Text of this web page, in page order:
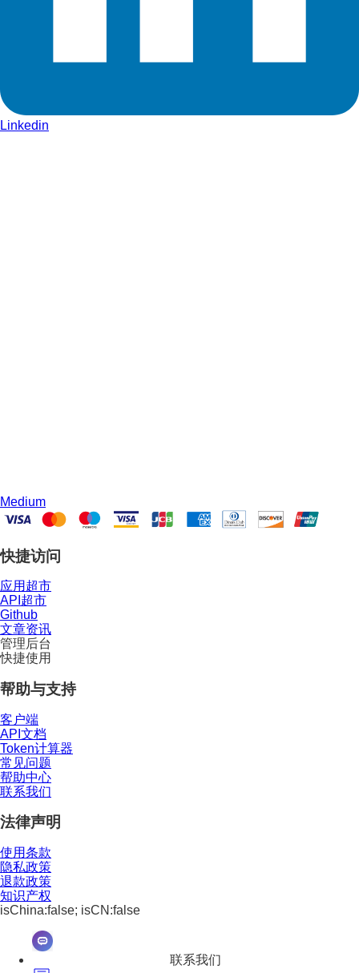
Linkedin
Medium
快捷访问
应用超市
API超市
Github
文章资讯
管理后台
快捷使用
帮助与支持
客户端
API文档
Token计算器
常见问题
帮助中心
联系我们
法律声明
使用条款
隐私政策
退款政策
知识产权
isChina:false; isCN:false
联系我们